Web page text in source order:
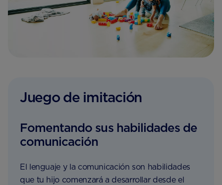
Juego de imitación
Fomentando sus habilidades de
comunicación
El lenguaje y la comunicación son habilidades
que tu hijo comenzará a desarrollar desde el